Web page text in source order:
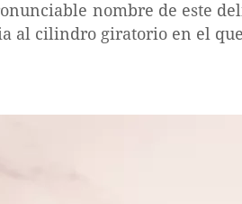
nombre de este
al cilindro giratorio en el